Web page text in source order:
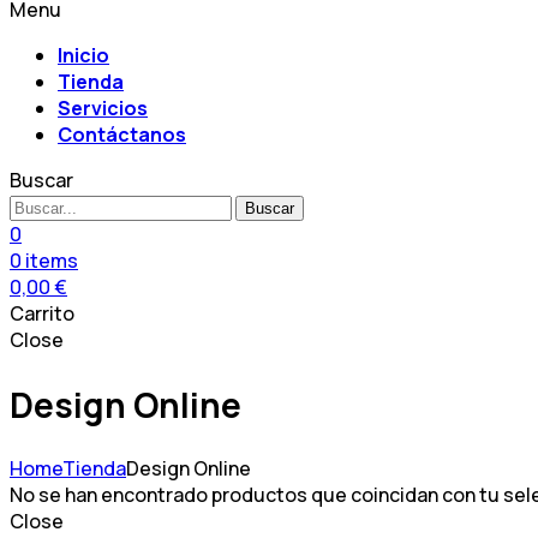
Menu
Inicio
Tienda
Servicios
Contáctanos
Buscar
Buscar
0
0 items
0,00€
Carrito
Close
Design Online
HomeTiendaDesign Online
No se han encontrado productos que coincidan con tu
Close